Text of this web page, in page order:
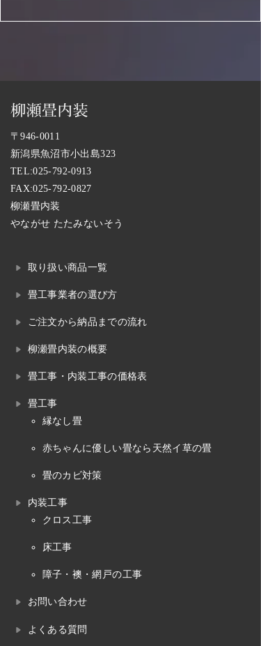
〒946-0011
新潟県魚沼市小出島323
TEL:025-792-0913
FAX:025-792-0827
柳瀬畳内装
やながせ たたみないそう
取り扱い商品一覧
畳工事業者の選び方
ご注文から納品までの流れ
柳瀬畳内装の概要
畳工事・内装工事の価格表
畳工事
縁なし畳
赤ちゃんに優しい畳なら天然イ草の畳
畳のカビ対策
内装工事
クロス工事
床工事
障子・襖・網戸の工事
お問い合わせ
よくある質問